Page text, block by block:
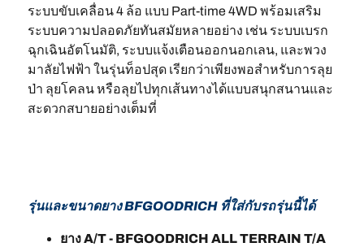
ระบบขับเคลื่อน 4 ล้อ แบบ Part-time 4WD พร้อมเสริม
ระบบความปลอดภัยทันสมัยหลายอย่าง เช่น ระบบเบรก
ฉุกเฉินอัตโนมัติ, ระบบแจ้งเตือนออกนอกเลน, และพวง
มาลัยไฟฟ้า ในรุ่นท็อปสุด เรียกว่าเพียงพอสำหรับการลุย
ป่า ลุยโคลน หรือลุยไปทุกเส้นทางได้แบบสนุกสนานและ
สะดวกสบายอย่างเต็มที่
รุ่นและขนาดยาง BFGOODRICH ที่ใส่กับรถรุ่นนี้ได้
ยาง A/T - BFGOODRICH ALL TERRAIN T/A